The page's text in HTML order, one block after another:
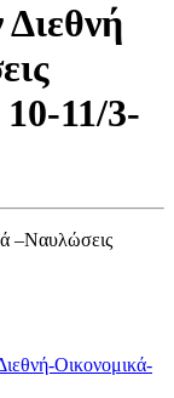
11/3-
–Ναυλώσεις
Οικονομικά-